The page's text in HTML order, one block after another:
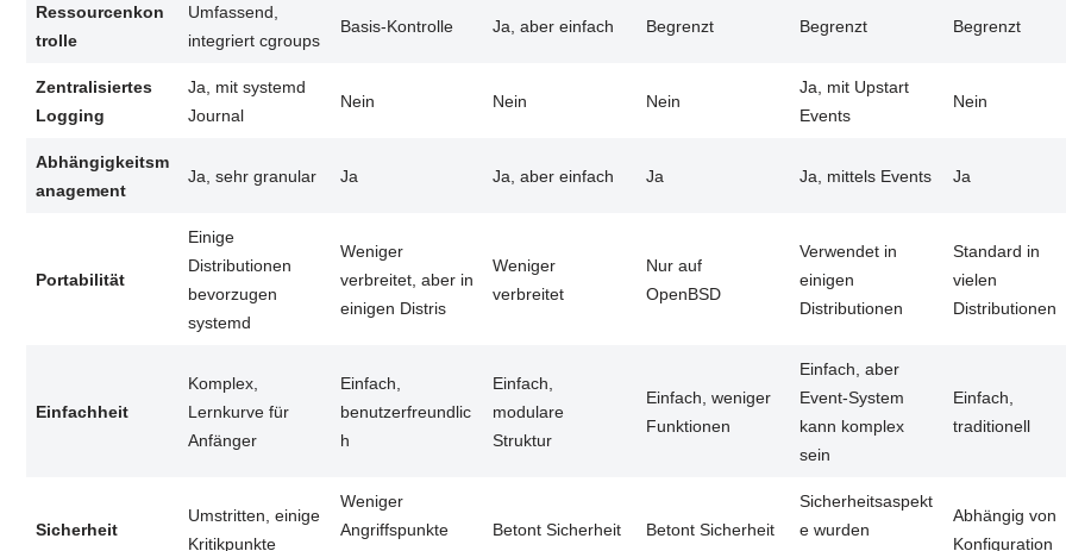
Ressourcenkon
trolle
Umfassend,
integriert cgroups
Basis-Kontrolle Ja, aber einfach Begrenzt Begrenzt Begrenzt
Zentralisiertes
Logging
Ja, mit systemd
Journal
Nein Nein Nein
Ja, mit Upstart
Events
Nein
Abhängigkeitsm
anagement
Ja, sehr granular Ja Ja, aber einfach Ja Ja, mittels Events Ja
Portabilität
Einige
Distributionen
bevorzugen
systemd
Weniger
verbreitet, aber in
einigen Distris
Weniger
verbreitet
Nur auf
OpenBSD
Verwendet in
einigen
Distributionen
Standard in
vielen
Distributionen
Einfachheit
Komplex,
Lernkurve für
Anfänger
Einfach,
benutzerfreundlic
h
Einfach,
modulare
Struktur
Einfach, weniger
Funktionen
Einfach, aber
Event-System
kann komplex
sein
Einfach,
traditionell
Sicherheit
Umstritten, einige
Kritikpunkte
Weniger
Angriffspunkte
Betont Sicherheit Betont Sicherheit
Sicherheitsaspekt
e wurden
Abhängig von
Konfiguration